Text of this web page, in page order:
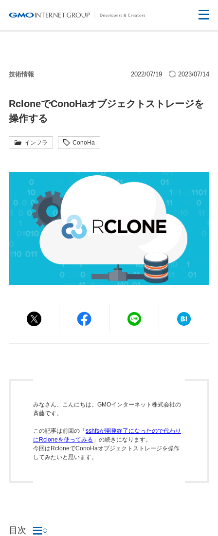
技術情報 2022/07/19 2023/07/14
RcloneでConoHaオブジェクトストレージを
操作する
インフラ ConoHa
みなさん、こんにちは。GMOインターネット株式会社の
斉藤です。
この記事は前回の「 sshfsが開発終了になったので代わり
にRcloneを使ってみる 」の続きになります。
今回はRcloneでConoHaオブジェクトストレージを操作
してみたいと思います。
目次